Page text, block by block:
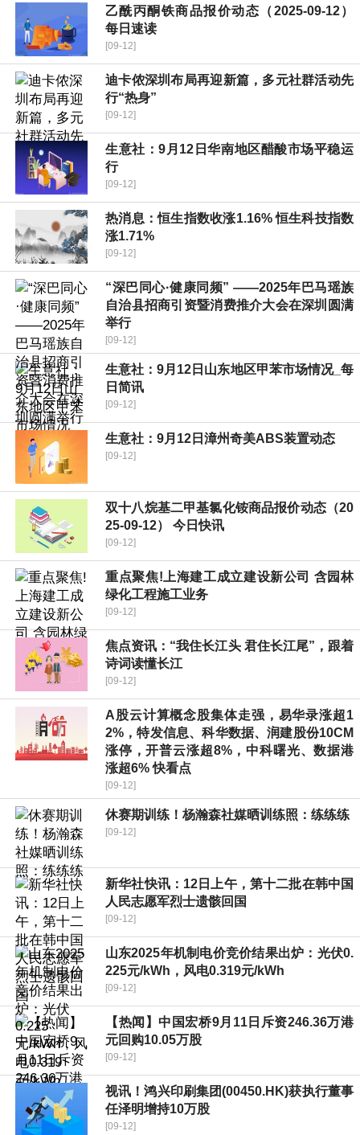
乙酰丙酮铁商品报价动态（2025-09-12）
每日速读
[09-12]
迪卡侬深圳布局再迎新篇，多元社群活动先
行“热身”
[09-12]
生意社：9月12日华南地区醋酸市场平稳运
行
[09-12]
热消息：恒生指数收涨1.16% 恒生科技指数
涨1.71%
[09-12]
“深巴同心·健康同频” ——2025年巴马瑶族
自治县招商引资暨消费推介大会在深圳圆满
举行
[09-12]
生意社：9月12日山东地区甲苯市场情况_每
日简讯
[09-12]
生意社：9月12日漳州奇美ABS装置动态
[09-12]
双十八烷基二甲基氯化铵商品报价动态（20
25-09-12） 今日快讯
[09-12]
重点聚焦!上海建工成立建设新公司 含园林
绿化工程施工业务
[09-12]
焦点资讯：“我住长江头 君住长江尾”，跟着
诗词读懂长江
[09-12]
A股云计算概念股集体走强，易华录涨超1
2%，特发信息、科华数据、润建股份10CM
涨停，开普云涨超8%，中科曙光、数据港
涨超6% 快看点
[09-12]
休赛期训练！杨瀚森社媒晒训练照：练练练
[09-12]
新华社快讯：12日上午，第十二批在韩中国
人民志愿军烈士遗骸回国
[09-12]
山东2025年机制电价竞价结果出炉：光伏0.
225元/kWh，风电0.319元/kWh
[09-12]
【热闻】中国宏桥9月11日斥资246.36万港
元回购10.05万股
[09-12]
视讯！鸿兴印刷集团(00450.HK)获执行董事
任泽明增持10万股
[09-12]